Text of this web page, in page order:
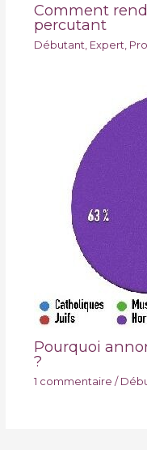
Comment
percutant
Débutant, Expert,
Pourquoi
?
1 commentaire /